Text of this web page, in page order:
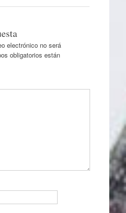
electrónico no será
obligatorios están